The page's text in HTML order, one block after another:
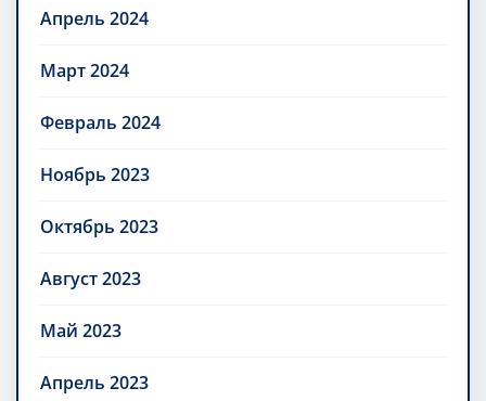
Апрель 2024
Март 2024
Февраль 2024
Ноябрь 2023
Октябрь 2023
Август 2023
Май 2023
Апрель 2023